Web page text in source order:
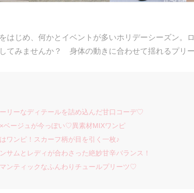
はじめ、何かとイベントが多いホリデーシーズン。
てみませんか？ 身体の動きに合わせて揺れるプリ
リーなディテールを詰め込んだ甘口コーデ♡
ベージュが今っぽい♡異素材MIXワンピ
ワンピ！スカーフ柄が目を引く一枚♪
サムとレディが合わさった絶妙甘辛バランス！
ンティックなふんわりチュールプリーツ♡